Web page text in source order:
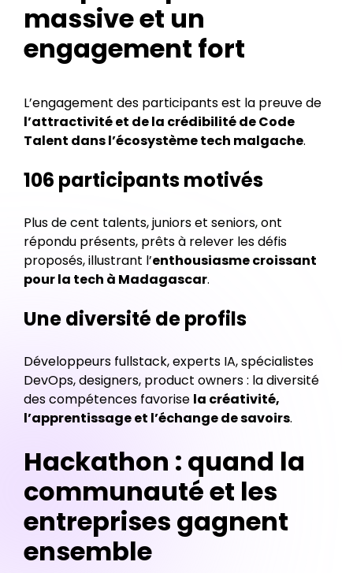
massive et un
engagement fort
L’engagement des participants est la preuve de
l’attractivité et de la crédibilité de Code
Talent dans l’écosystème tech malgache.
106 participants motivés
Plus de cent talents, juniors et seniors, ont
répondu présents, prêts à relever les défis
proposés, illustrant l’enthousiasme croissant
pour la tech à Madagascar.
Une diversité de profils
Développeurs fullstack, experts IA, spécialistes
DevOps, designers, product owners : la diversité
des compétences favorise la créativité,
l’apprentissage et l’échange de savoirs.
Hackathon : quand la
communauté et les
entreprises gagnent
ensemble